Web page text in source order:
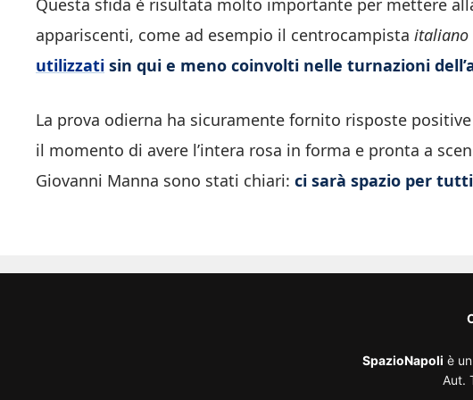
Questa sfida è risultata molto importante per mettere
appariscenti, come ad esempio il centrocampista italiano
utilizzati sin qui e meno coinvolti nelle turnazioni
La prova odierna ha sicuramente fornito risposte
il momento di avere l’intera rosa in forma e pronta a
Giovanni Manna sono stati chiari: ci sarà spazio per tutti
SpazioNapoli è
Aut.